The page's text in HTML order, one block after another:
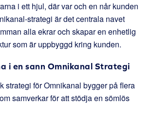
i ett hjul, där var och en når kunden
strategi är det centrala navet
alla ekrar och skapar en enhetlig
som är uppbyggd kring kunden.
i en sann Omnikanal Strategi
strategi för Omnikanal bygger på flera
samverkar för att stödja en sömlös